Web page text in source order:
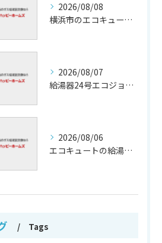
2026/08/08
横浜市のエコキュート補助金活用法
2026/08/07
給湯器24号エコジョーズの省エネ技術解説
2026/08/06
エコキュートの給湯効率と省エネ効果
Tags